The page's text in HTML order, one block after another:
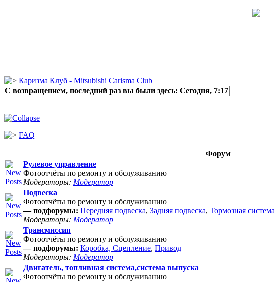
Каризма Клуб - Mitsubishi Carisma Club
С возвращением, последний раз вы были здесь: Сегодня, 7:17
FAQ
Форум
Рулевое управление
Фотоотчёты по ремонту и обслуживанию
Модераторы: Модератор
Подвеска
Фотоотчёты по ремонту и обслуживанию
— подфорумы: Передняя подвеска, Задняя подвеска, Тормозная система
Модераторы: Модератор
Трансмиссия
Фотоотчёты по ремонту и обслуживанию
— подфорумы: Коробка, Сцепление, Привод
Модераторы: Модератор
Двигатель, топливная система,система выпуска
Фотоотчёты по ремонту и обслуживанию